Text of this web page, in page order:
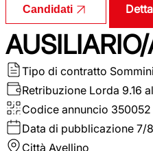
Candidati
Tipo di contratto
Retribuzione Lorda 9.16
Codice annuncio 350052
Data di pubblicazione 7/
Città Avellino